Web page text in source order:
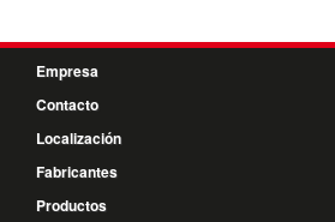
Empresa
Contacto
Localización
Fabricantes
Productos